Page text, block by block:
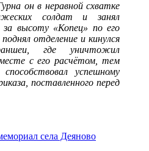
он в неравной схватке
солдат и занял
за высоту «Копец» по его
отделение и кинулся
где уничтожил
с его расчётом, тем
успешному
поставленного перед
села Деяново